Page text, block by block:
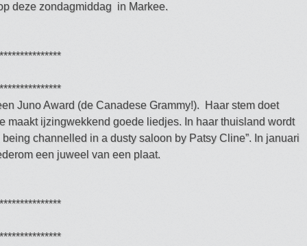
deze zondagmiddag in Markee.
Juno Award (de Canadese Grammy!). Haar stem doet
maakt ijzingwekkend goede liedjes. In haar thuisland wordt
channelled in a dusty saloon by Patsy Cline”. In januari
een juweel van een plaat.